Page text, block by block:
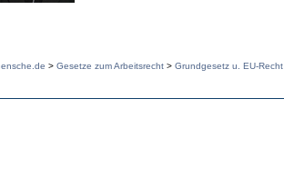
> Gesetze zum Arbeitsrecht > Grundgesetz u. EU-Recht